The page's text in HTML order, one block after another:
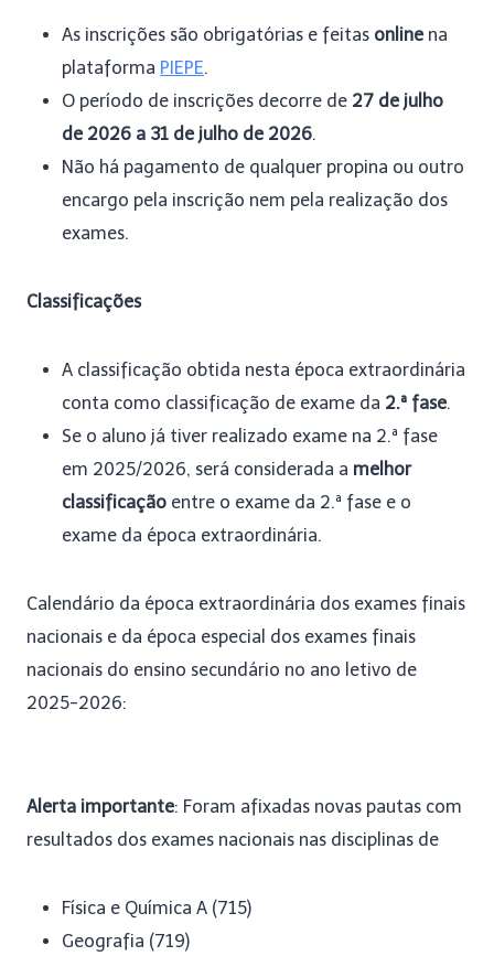
As inscrições são obrigatórias e feitas onlinena
plataforma PIEPE.
O período de inscrições decorre de 27 de julho
de 2026 a 31 de julho de 2026.
Não há pagamento de qualquer propina ou outro
encargo pela inscrição nem pela realização dos
exames.
Classificações
A classificação obtida nesta época extraordinária
conta como classificação de exame da 2.ª fase.
Se o aluno já tiver realizado exame na 2.ª fase
em 2025/2026, será considerada a melhor
classificação entre o exame da 2.ª fase e o
exame da época extraordinária.
Calendário da época extraordinária dos exames finais
nacionais e da época especial dos exames finais
nacionais do ensino secundário no ano letivo de
2025-2026:
Alerta importante: Foram afixadas novas pautas com
resultados dos exames nacionais nas disciplinas de
Física e Química A (715)
Geografia (719)